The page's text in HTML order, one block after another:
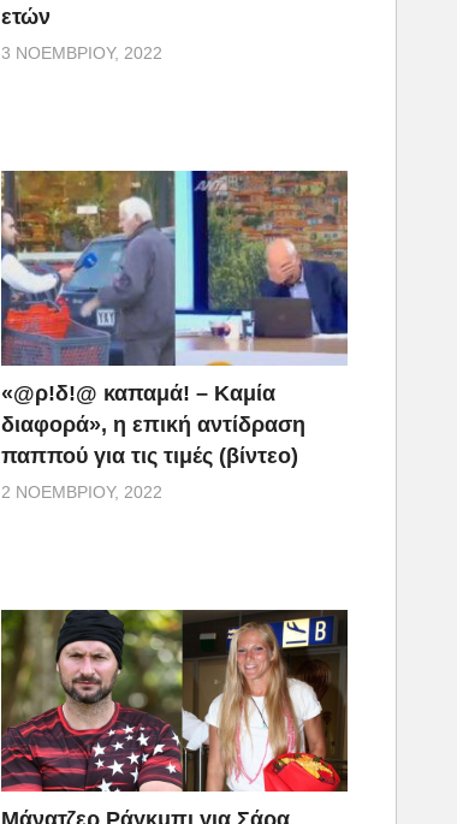
ετών
3 ΝΟΕΜΒΡΊΟΥ, 2022
«@ρ!δ!@ καπαμά! – Καμία
διαφορά», η επική αντίδραση
παππού για τις τιμές (βίντεο)
2 ΝΟΕΜΒΡΊΟΥ, 2022